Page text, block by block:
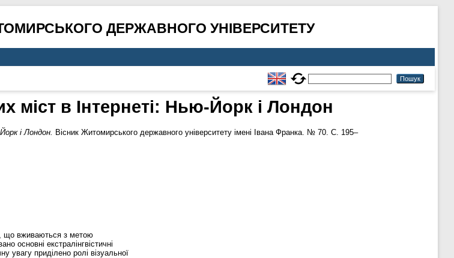
ДЕРЖАВНОГО УНІВЕРСИТЕТУ
міст в Інтернеті: Нью-Йорк і Лондон
і Лондон. Вісник Житомирського державного університету імені Івана Франка. № 70. С. 195–
що вживаються з метою
основні екстралінгвістичні
увагу приділено ролі візуальної